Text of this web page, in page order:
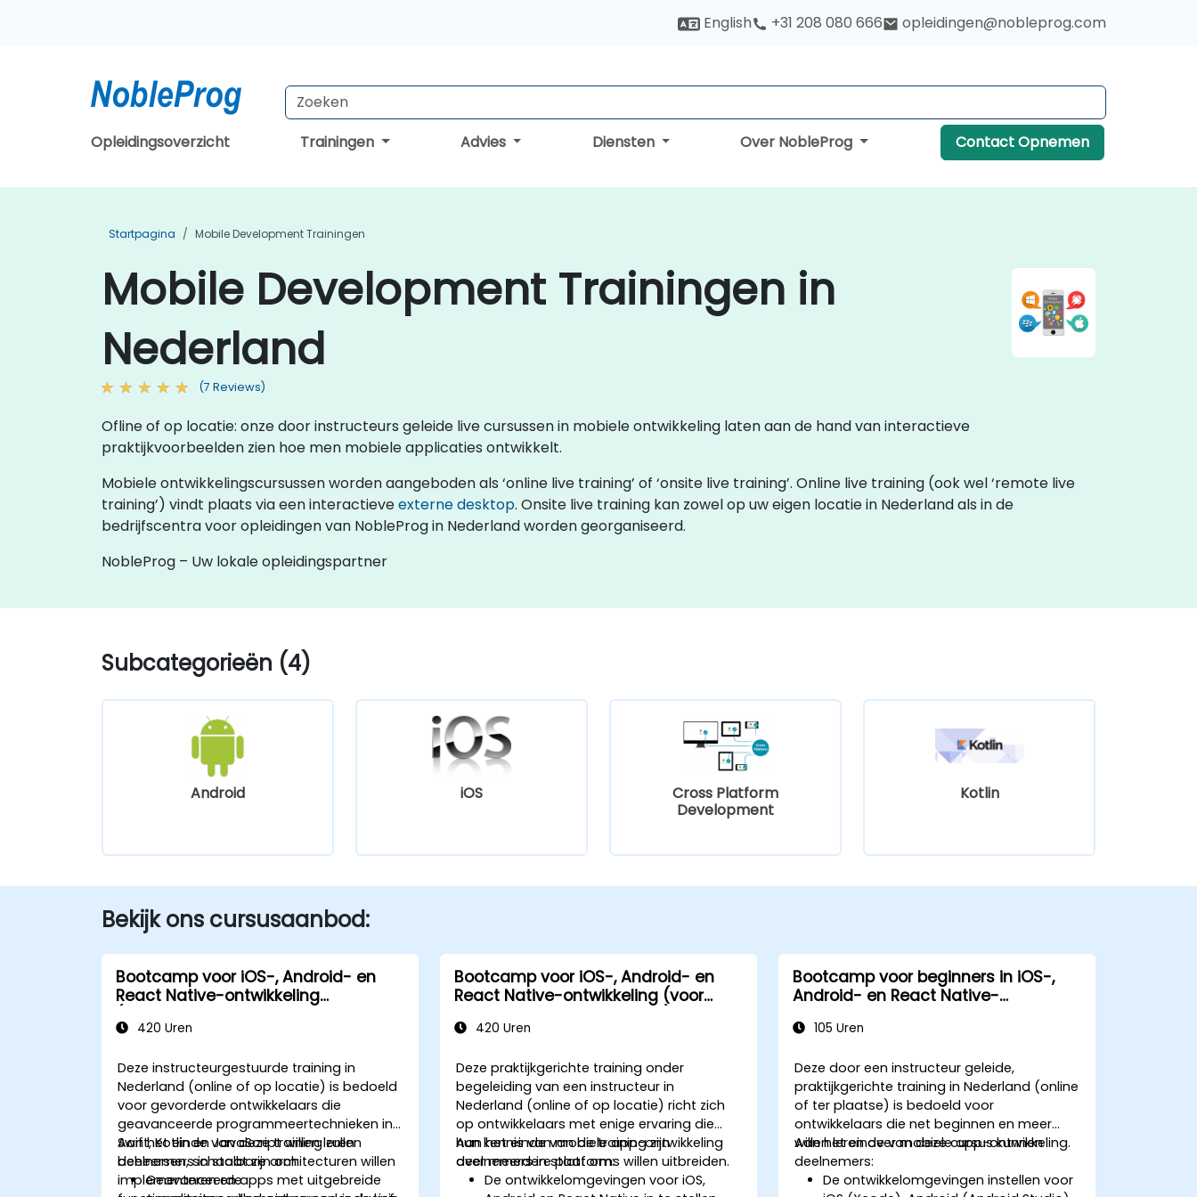
English +31 208 080 666 opleidingen@nobleprog.com
Opleidingsoverzicht Trainingen Advies Diensten Over NobleProg Contact Opnemen
Startpagina Mobile Development Trainingen
Mobile Development Trainingen in
Nederland
(7 Reviews)
Ofline of op locatie: onze door instructeurs geleide live cursussen in mobiele ontwikkeling laten aan de hand van interactieve
praktijkvoorbeelden zien hoe men mobiele applicaties ontwikkelt.
Mobiele ontwikkelingscursussen worden aangeboden als ‘online live training’ of ‘onsite live training’. Online live training (ook wel ‘remote live
training’) vindt plaats via een interactieveexterne desktop. Onsite live training kan zowel op uw eigen locatie in Nederland als in de
bedrijfscentra voor opleidingen van NobleProg in Nederland worden georganiseerd.
NobleProg – Uw lokale opleidingspartner
Subcategorieën (4)
Android iOS
Cross Platform
Development
Kotlin
Bekijk ons cursusaanbod:
Bootcamp voor iOS-, Android- en
React Native-ontwikkeling
niveau)
420 Uren
Deze instructeurgestuurde training in
Nederland (online of op locatie) is bedoeld
voor gevorderde ontwikkelaars die
geavanceerde programmeertechnieken in
Swift, Kotlin en JavaScript willen leren
beheersen, schaalbare architecturen willen
implementeren en apps met uitgebreide
Aan het einde van deze training zullen
deelnemers in staat zijn om:
Geavanceerde
Bootcamp voor iOS-, Android- en
React Native-ontwikkeling (voor
420 Uren
Deze praktijkgerichte training onder
begeleiding van een instructeur in
Nederland (online of op locatie) richt zich
op ontwikkelaars met enige ervaring die
hun kennis van mobiele app-ontwikkeling
over meerdere platforms willen uitbreiden.
Aan het einde van de training zijn
deelnemers in staat om:
De ontwikkelomgevingen voor iOS,
Bootcamp voor beginners in iOS-,
Android- en React Native-
105 Uren
Deze door een instructeur geleide,
praktijkgerichte training in Nederland (online
of ter plaatse) is bedoeld voor
ontwikkelaars die net beginnen en meer
willen leren over mobiele app-ontwikkeling.
Aan het einde van deze cursus kunnen
deelnemers:
De ontwikkelomgevingen instellen voor